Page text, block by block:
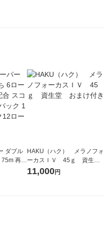
ダブル
ラワー
HAKU（ハク） メラノフォ
ーカスＩＶ 45ｇ 資生
堂 おまけ付き
11,000円